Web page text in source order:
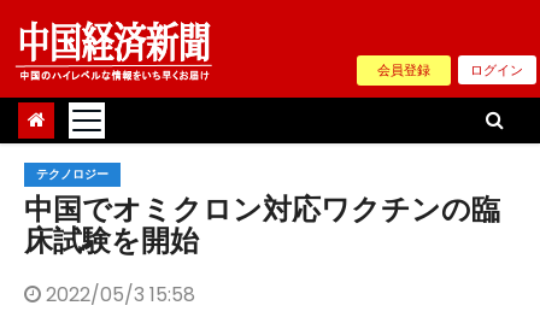
Skip
content
会員登録 ログイン
テクノロジー
中国でオミクロン対応ワクチンの臨
床試験を開始
2022/05/3 15:58